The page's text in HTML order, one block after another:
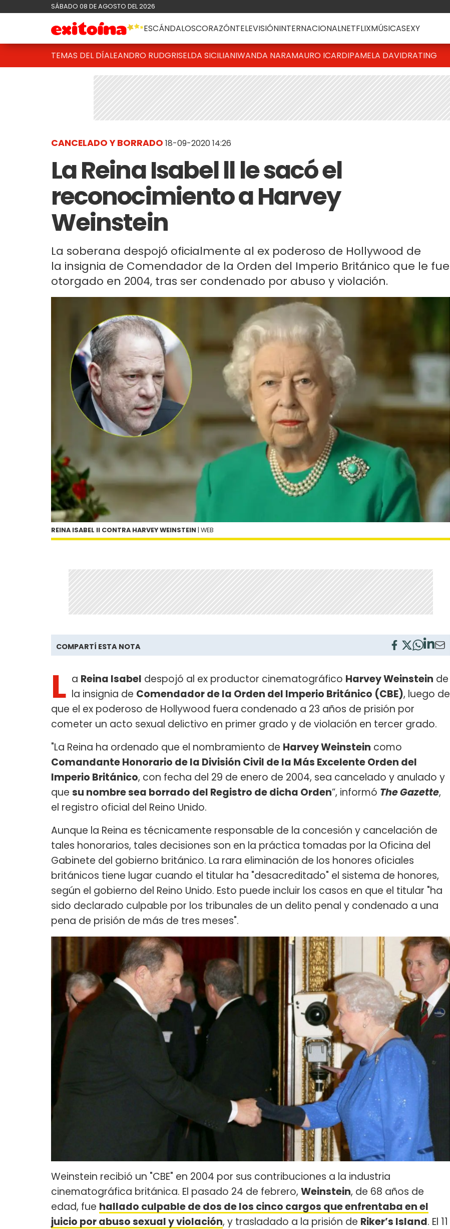
SÁBADO 08 DE AGOSTO DEL 2026
ESCÁNDALOSCORAZÓNTELEVISIÓNINTERNACIONALNETFLIXMÚSICASEXY
TEMAS DEL DÍALEANDRO RUDGRISELDA SICILIANIWANDA NARAMAURO ICARDIPAMELA DAVIDRATING
CANCELADO Y BORRADO 18-09-2020 14:26
La Reina Isabel ll le sacó el
reconocimiento a Harvey
Weinstein
La soberana despojó oficialmente al ex poderoso de Hollywood de
la insignia de Comendador de la Orden del Imperio Británico que le fue
otorgado en 2004, tras ser condenado por abuso y violación.
REINA ISABEL II CONTRA HARVEY WEINSTEIN | WEB
COMPARTÍ ESTA NOTA
L a Reina Isabel despojó al ex productor cinematográfico Harvey Weinstein de
la insignia de Comendador de la Orden del Imperio Británico (CBE), luego de
que el ex poderoso de Hollywood fuera condenado a 23 años de prisión por
cometer un acto sexual delictivo en primer grado y de violación en tercer grado.
"La Reina ha ordenado que el nombramiento de Harvey Weinstein como
Comandante Honorario de la División Civil de la Más Excelente Orden del
Imperio Británico, con fecha del 29 de enero de 2004, sea cancelado y anulado y
que su nombre sea borrado del Registro de dicha Orden”, informó The Gazette,
el registro oficial del Reino Unido.
Aunque la Reina es técnicamente responsable de la concesión y cancelación de
tales honorarios, tales decisiones son en la práctica tomadas por la Oficina del
Gabinete del gobierno británico. La rara eliminación de los honores oficiales
británicos tiene lugar cuando el titular ha "desacreditado" el sistema de honores,
según el gobierno del Reino Unido. Esto puede incluir los casos en que el titular "ha
sido declarado culpable por los tribunales de un delito penal y condenado a una
pena de prisión de más de tres meses".
Weinstein recibió un "CBE" en 2004 por sus contribuciones a la industria
cinematográfica británica. El pasado 24 de febrero, Weinstein, de 68 años de
edad, fue hallado culpable de dos de los cinco cargos que enfrentaba en el
juicio por abuso sexual y violación, y trasladado a la prisión de Riker’s Island. El 11